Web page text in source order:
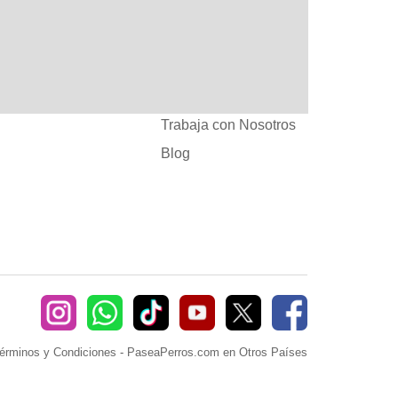
Trabaja con Nosotros
Blog
y Condiciones - PaseaPerros.com en Otros Países